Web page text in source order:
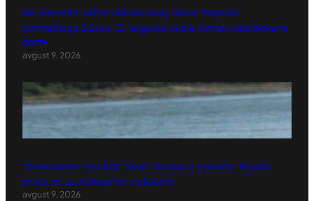
Ne donosite važne odluke ovog dana: Potpuno
pomračenje Sunca 12. avgusta može doneti neočekivane
obrte
avgust 9, 2026
"Izvanredan rezultat" Nivo Dunava u porastu: Ključni
preokret za nuklearnu elektranu
avgust 9, 2026